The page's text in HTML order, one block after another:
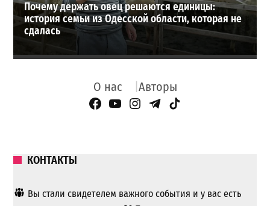
Почему держать овец решаются единицы:
история семьи из Одесской области, которая не
сдалась
О нас Авторы
Facebook Page
YouTube
Instagram
Telegram
TikTok
КОНТАКТЫ
Вы стали свидетелем важного события и у вас есть